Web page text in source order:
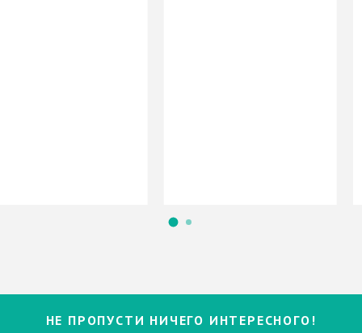
НЕ ПРОПУСТИ НИЧЕГО ИНТЕРЕСНОГО!